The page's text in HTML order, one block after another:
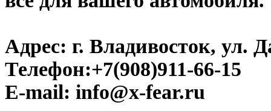
Адрес: г. Владивосток, ул.
Телефон:+7(908)911-66-15
E-mail: info@x-fear.ru